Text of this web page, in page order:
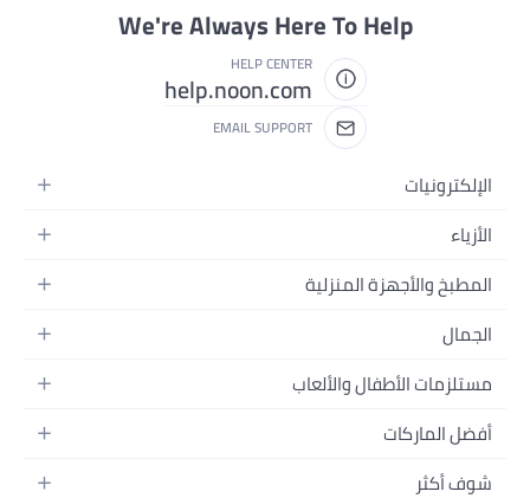
We're Always Here To Help
HELP CENTER
help.noon.com
EMAIL SUPPORT
الإلكترونيات
الجوالات
اللابتوبات
الأجهزة المنزلية
التلفزيونات
السماعات
ألعاب القيمنق
الأزياء
أزياء نسائية
أزياء البنات
أزياء الأولاد
المجوهرات
حقائب نسائية
المطبخ والأجهزة المنزلية
الحمام
المطبخ والسفرة
أدوات وتحسين المنزل
الجمال
العطور
العناية بالشعر
العناية بالبشرة
مستلزمات الأطفال والألعاب
الحفاضات
أفضل الماركات
سامسونج
شوف أكثر